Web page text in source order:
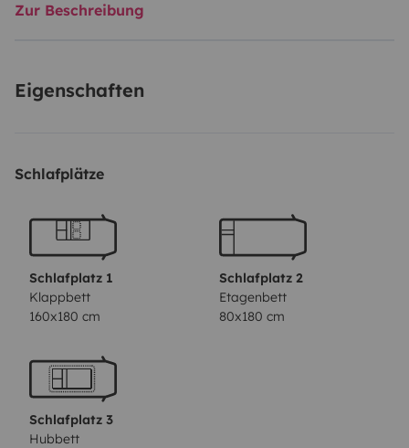
famille de 5 personnes.
Zur Beschreibung
Eigenschaften
Schlafplätze
Schlafplatz 1
Klappbett
160x180 cm
Schlafplatz 2
Etagenbett
80x180 cm
Schlafplatz 3
Hubbett